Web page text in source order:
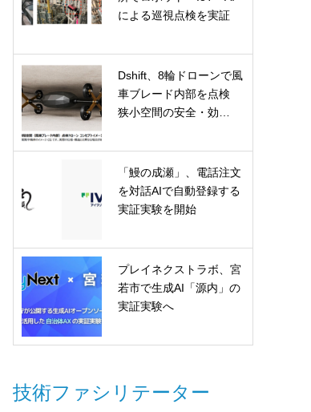
による巡視点検を実証
Dshift、8輪ドローンで風
車ブレード内部を点検
狭小空間の安全・効…
「鰻の成瀬」、電話注文
を対話AIで自動登録する
実証実験を開始
プレイネクストラボ、宮
若市で生成AI「源内」の
実証実験へ
技術ファシリテーター